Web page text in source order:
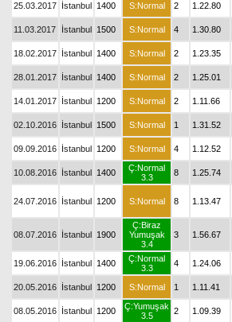
25.03.2017 İstanbul 1400 S:Normal 2 1.22.80
11.03.2017 İstanbul 1500 S:Normal 4 1.30.80
18.02.2017 İstanbul 1400 S:Normal 2 1.23.35
28.01.2017 İstanbul 1400 S:Normal 2 1.25.01
14.01.2017 İstanbul 1200 S:Normal 2 1.11.66
02.10.2016 İstanbul 1500 S:Normal 1 1.31.52
09.09.2016 İstanbul 1200 S:Normal 4 1.12.52
10.08.2016 İstanbul 1400
Ç:Normal
3.3
8 1.25.74
24.07.2016 İstanbul 1200 S:Normal 8 1.13.47
08.07.2016 İstanbul 1900
Ç:Biraz
Yumuşak
3.4
3 1.56.67
19.06.2016 İstanbul 1400
Ç:Normal
3.3
4 1.24.06
20.05.2016 İstanbul 1200 S:Normal 1 1.11.41
08.05.2016 İstanbul 1200
Ç:Yumuşak
3.5
2 1.09.39